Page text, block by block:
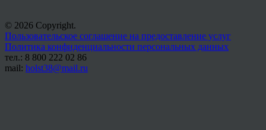
© 2026 Copyright.
Пользовательское соглашение на предоставление услуг
Политика конфиденциальности персональных данных
тел.: 8 800 222 02 86
mail: holst38@mail.ru